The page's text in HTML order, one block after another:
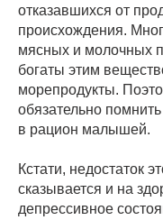
отказавшихся от
происхождения.
мясных и молочных
богаты этим
морепродукты.
обязательно
в рацион малышей.
Кстати, недостаток
сказывается и на
депрессивное